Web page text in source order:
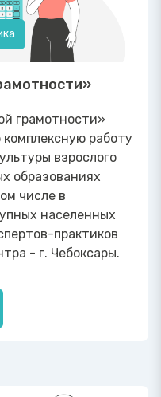
грамотности»
работу
взрослого
образованиях
числе в
населенных
практиков
- г. Чебоксары.